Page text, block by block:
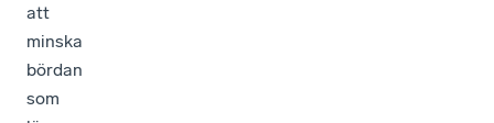
att
minska
bördan
som